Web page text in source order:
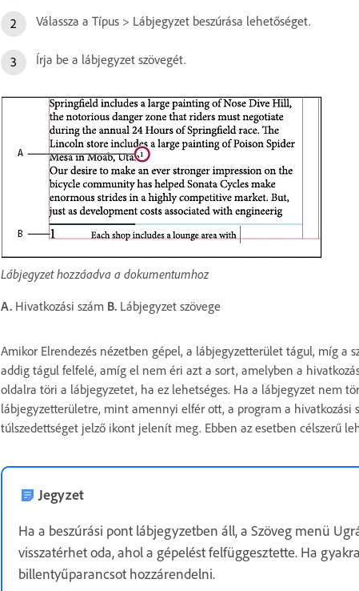
Válassza a Típus > Lábjegyzet beszúrása lehetőséget.
Írja be a lábjegyzet szövegét.
Lábjegyzet hozzáadva a dokumentumhoz
A. Hivatkozási szám B. Lábjegyzet szövege
Amikor Elrendezés nézetben gépel, a lábjegyzetterület tágul, míg a
addig tágul felfelé, amíg el nem éri azt a sort, amelyben a
oldalra töri a lábjegyzetet, ha ez lehetséges. Ha a lábjegyzet nem
lábjegyzetterületre, mint amennyi elfér ott, a program a hivatkozási
túlszedettséget jelző ikont jelenít meg. Ebben az esetben célszerű
Jegyzet
Ha a beszúrási pont lábjegyzetben áll, a Szöveg menü
visszatérhet oda, ahol a gépelést felfüggesztette. Ha
billentyűparancsot hozzárendelni.